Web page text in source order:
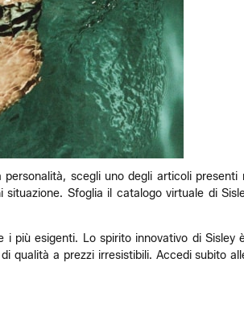
scegli uno degli articoli presenti
Sfoglia il catalogo virtuale di
più esigenti. Lo spirito innovativo di Sisley
qualità a prezzi irresistibili. Accedi subito